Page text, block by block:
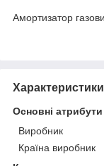
Амортизатор
Характеристики
Основні атрибути
Виробник
Країна виробник